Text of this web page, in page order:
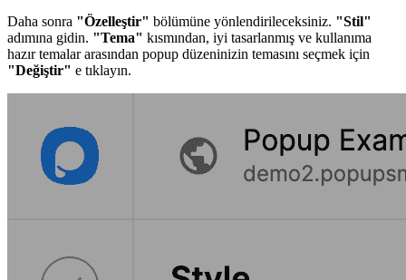
Daha sonra "Özelleştir" bölümüne yönlendirileceksiniz. "Stil"
adımına gidin. "Tema" kısmından, iyi tasarlanmış ve kullanıma
hazır temalar arasından popup düzeninizin temasını seçmek için
"Değiştir" e tıklayın.